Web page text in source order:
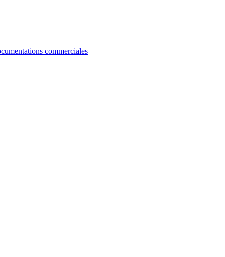
commerciales